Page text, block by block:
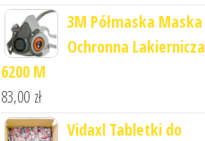
3M Półmaska Maska
Ochronna Lakiernicza
6200 M
83,00 zł
Vidaxl Tabletki do